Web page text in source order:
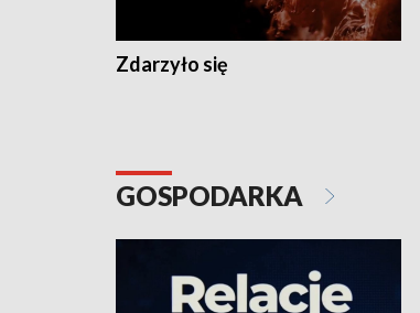
Zdarzyło się
GOSPODARKA